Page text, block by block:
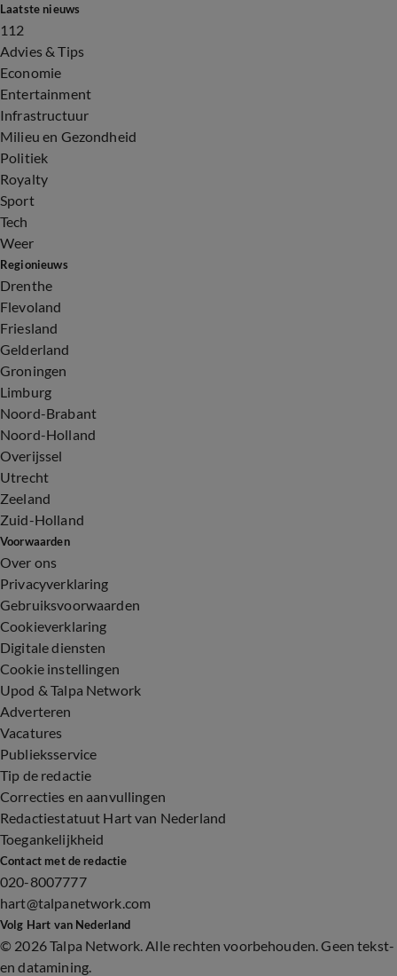
Laatste nieuws
112
Advies & Tips
Economie
Entertainment
Infrastructuur
Milieu en Gezondheid
Politiek
Royalty
Sport
Tech
Weer
Regionieuws
Drenthe
Flevoland
Friesland
Gelderland
Groningen
Limburg
Noord-Brabant
Noord-Holland
Overijssel
Utrecht
Zeeland
Zuid-Holland
Voorwaarden
Over ons
Privacyverklaring
Gebruiksvoorwaarden
Cookieverklaring
Digitale diensten
Cookie instellingen
Upod & Talpa Network
Adverteren
Vacatures
Publieksservice
Tip de redactie
Correcties en aanvullingen
Redactiestatuut Hart van Nederland
Toegankelijkheid
Contact met de redactie
020-8007777
hart@talpanetwork.com
Volg Hart van Nederland
© 2026 Talpa Network. Alle rechten voorbehouden. Geen tekst-
en datamining.